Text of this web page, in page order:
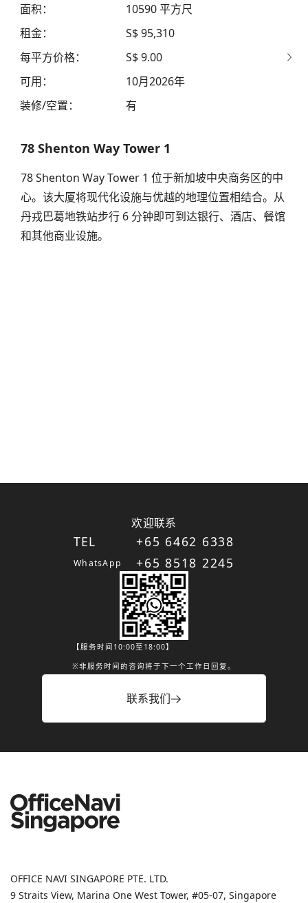
面积： 10590平方尺
租金：
S$ 95,310
每平方价格：
S$ 9.00
可用：
10月2026年
装修/空置： 有
78 Shenton Way Tower 1
78 Shenton Way Tower 1 位于新加坡中央商务区的中
心。该大厦将现代化设施与优越的地理位置相结合。从
丹戎巴葛地铁站步行 6 分钟即可到达银行、酒店、餐馆
和其他商业设施。
欢迎联系
TEL
WhatsApp
+65 6462 6338
+65 8518 2245
【服务时间10:00至18:00】
※非服务时间的咨询将于下一个工作日回复。
联系我们
OFFICE NAVI SINGAPORE PTE. LTD.
9 Straits View, Marina One West Tower, #05-07, Singapore